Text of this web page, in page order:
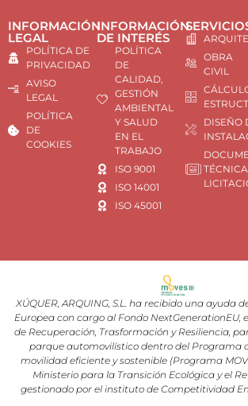
INFORMACIÓN
LEGAL
POLÍTICA DE
PRIVACIDAD
AVISO
LEGAL
POLÍTICA
DE
COOKIES
INFORMACIÓN
DE INTERÉS
POLÍTICA
DE
CALIDAD,
GESTIÓN
AMBIENTAL
Y SALUD
EN EL
TRABAJO
ISO 9001
ISO 14001
ISO 45001
OBRA
CIVIL
DISEÑO
XÚQUER, ARQUING, S.L. ha recibido una ayuda
Europea con cargo al Fondo NextGenerationEU,
de Recuperación, Trasformación y Resiliencia,
parque automovilístico dentro del Programa
movilidad eficiente y sostenible (Programa
Ministerio para la Transición Ecológica y el
gestionado por el instituto de Competitividad